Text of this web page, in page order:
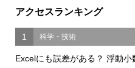
アクセスランキング
1 科学・技術
Excelにも誤差がある？ 浮動